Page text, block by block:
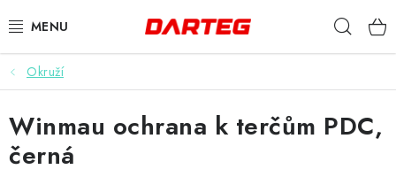
na
ŠIPKY
TERČE
DOPLŇKY K TERČI
Okruží
Winmau ochrana k terčům PDC,
černá